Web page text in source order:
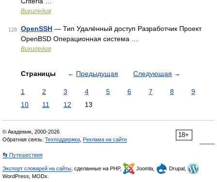
Википедия
128 OpenSSH — Тип Удалённый доступ Разработчик Проект
OpenBSD Операционная система …
Википедия
Страницы ← Предыдущая Следующая →
1 2 3 4 5 6 7 8
9
10
11 12 13
18+
© Академик, 2000-2026
Обратная связь: Техподдержка Реклама на сайте
👣 Путешествия
Экспорт словарей на сайты , сделанные на PHP, Joomla,
Drupal,
WordPress, MODx.